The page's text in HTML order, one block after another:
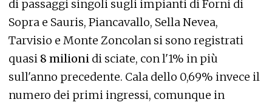
di passaggi singoli sugli impianti di Forni di
Sopra e Sauris, Piancavallo, Sella Nevea,
Tarvisio e Monte Zoncolan si sono registrati
quasi 8 milioni di sciate, con l'1% in più
sull'anno precedente. Cala dello 0,69% invece il
numero dei primi ingressi, comunque in